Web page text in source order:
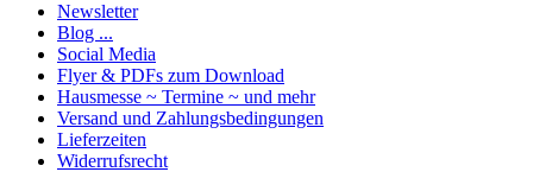
Newsletter
Blog ...
Social Media
Flyer & PDFs zum Download
Hausmesse ~ Termine ~ und mehr
Versand und Zahlungsbedingungen
Lieferzeiten
Widerrufsrecht